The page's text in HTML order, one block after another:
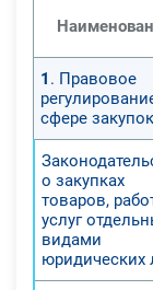
1 . Правовое
сфере закупок
о закупках
товаров,
услуг
видами
юридических